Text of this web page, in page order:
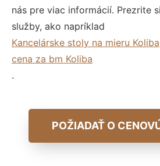
nás pre viac informácií. Prezrite
služby, ako napríklad
Kancelárske stoly na mieru Koliba
cena za bm Koliba
.
POŽIADAŤ O